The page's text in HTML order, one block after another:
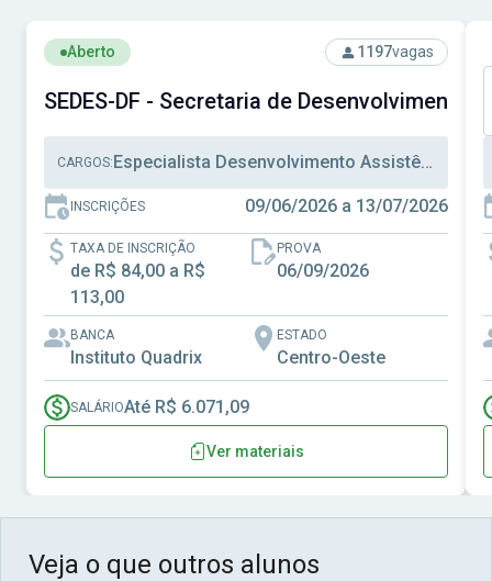
Ver concurso: SEDES-DF - Secretaria de
Aberto 1197vagas
SEDES-DF - Secretaria de Desenvolvimento
CARGOS: Especialista Desenvolvimento Assistência Social, Técnico Desenvolvimento Assistência Social, Administração
INSCRIÇÕES 09/06/2026 a 13/07/2026
TAXA DE INSCRIÇÃO
de R$ 84,00 a R$
113,00
PROVA
06/09/2026
BANCA
Instituto Quadrix
ESTADO
Centro-Oeste
SALÁRIOAté R$ 6.071,09
Ver materiais
Veja o que outros alunos